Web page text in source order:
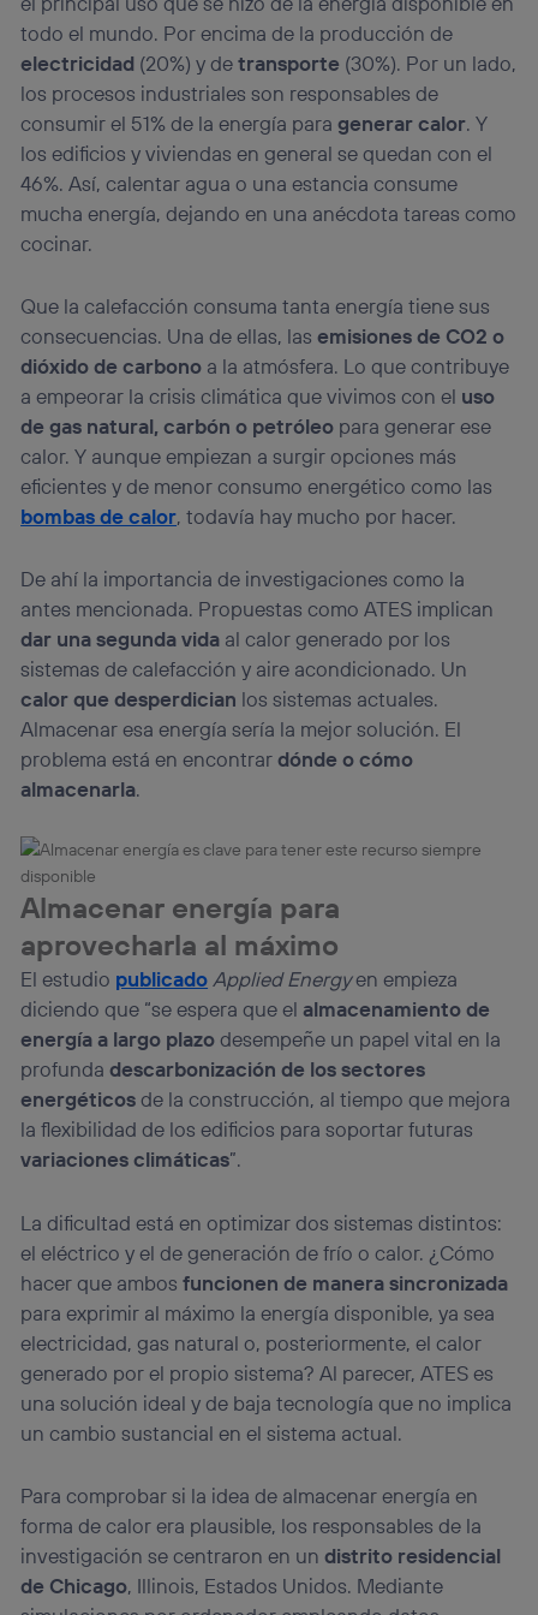
todo el mundo. Por encima de la producción de
electricidad (20%) y detransporte (30%). Por un lado,
los procesos industriales son responsables de
consumir el 51% de la energía paragenerar calor. Y
los edificios y viviendas en general se quedan con el
46%. Así, calentar agua o una estancia consume
mucha energía, dejando en una anécdota tareas como
cocinar.
Que la calefacción consuma tanta energía tiene sus
consecuencias. Una de ellas, lasemisiones de CO2 o
dióxido de carbono a la atmósfera. Lo que contribuye
a empeorar la crisis climática que vivimos con el uso
de gas natural, carbón o petróleo para generar ese
calor. Y aunque empiezan a surgir opciones más
eficientes y de menor consumo energético como las
bombas de calor, todavía hay mucho por hacer.
De ahí la importancia de investigaciones como la
antes mencionada. Propuestas como ATES implican
dar una segunda vida al calor generado por los
sistemas de calefacción y aire acondicionado. Un
calor que desperdician los sistemas actuales.
Almacenar esa energía sería la mejor solución. El
problema está en encontrardónde o cómo
almacenarla.
Almacenar energía para
aprovecharla al máximo
El estudio publicadoApplied Energyen empieza
diciendo que “se espera que el almacenamiento de
energía a largo plazodesempeñe un papel vital en la
profundadescarbonización de los sectores
energéticosde la construcción, al tiempo que mejora
la flexibilidad de los edificios para soportar futuras
variaciones climáticas”.
La dificultad está en optimizar dos sistemas distintos:
el eléctrico y el de generación de frío o calor. ¿Cómo
hacer que ambosfuncionen de manera sincronizada
para exprimir al máximo la energía disponible, ya sea
electricidad, gas natural o, posteriormente, el calor
generado por el propio sistema? Al parecer, ATES es
una solución ideal y de baja tecnología que no implica
un cambio sustancial en el sistema actual.
Para comprobar si la idea de almacenar energía en
forma de calor era plausible, los responsables de la
investigación se centraron en undistrito residencial
de Chicago, Illinois, Estados Unidos. Mediante
navegación del usuario del móvil.
Puedes gestionar los consentimientos Utiq seleccionando
“Administrar Utiq” en la parte inferior de esta página web o
visitando el portal de privacidad de Utiq
(“consenthub”)
. Para más información, consulta
la política de privacidad de Utiq.